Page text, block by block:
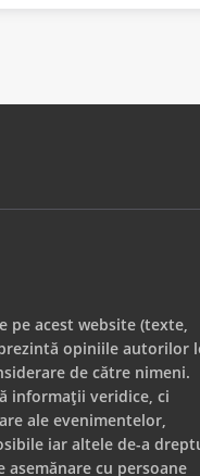
pe acest website (texte,
opiniile autorilor
de către nimeni.
informații veridice, ci
ale evenimentelor,
iar altele de-a
cu persoane